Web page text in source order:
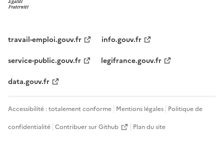
travail-emploi.gouv.fr
info.gouv.fr
service-public.gouv.fr
legifrance.gouv.fr
data.gouv.fr
Accessibilité : totalement conforme Mentions légales Politique de
confidentialité Contribuer sur Github Plan du site